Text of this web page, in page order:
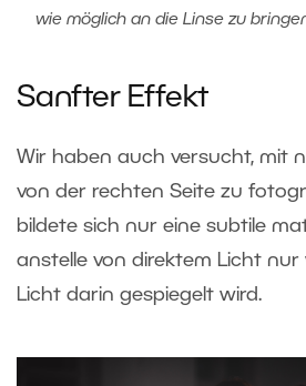
wie möglich an die Linse zu
Sanfter Effekt
Wir haben auch versucht, mit
von der rechten Seite zu
bildete sich nur eine subtile
anstelle von direktem Licht
Licht darin gespiegelt wird.